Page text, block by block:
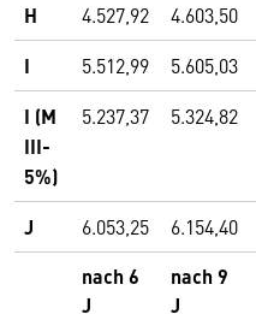
H 4.527,92 4.603,50
I 5.512,99 5.605,03
I (M
III-
5%)
5.237,37 5.324,82
J 6.053,25 6.154,40
nach 6
J
nach 9
J